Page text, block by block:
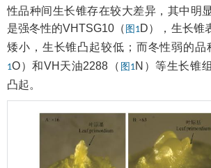
性品种间生长锥存在较大差异，其中明
是强冬性的VHTSG10（ 图1D），生长锥
矮小，生长锥凸起较低；而冬性弱的品
1O）和VH天油2288（ 图1N）等生长锥
凸起。